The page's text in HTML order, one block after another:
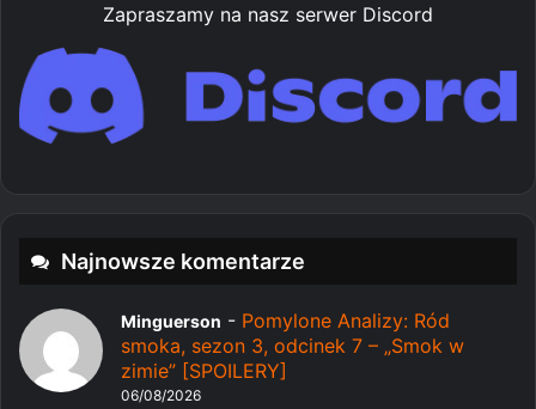
Zapraszamy na nasz serwer Discord
Najnowsze komentarze
Minguerson - Pomylone Analizy: Ród
smoka, sezon 3, odcinek 7 – „Smok w
zimie” [SPOILERY]
06/08/2026